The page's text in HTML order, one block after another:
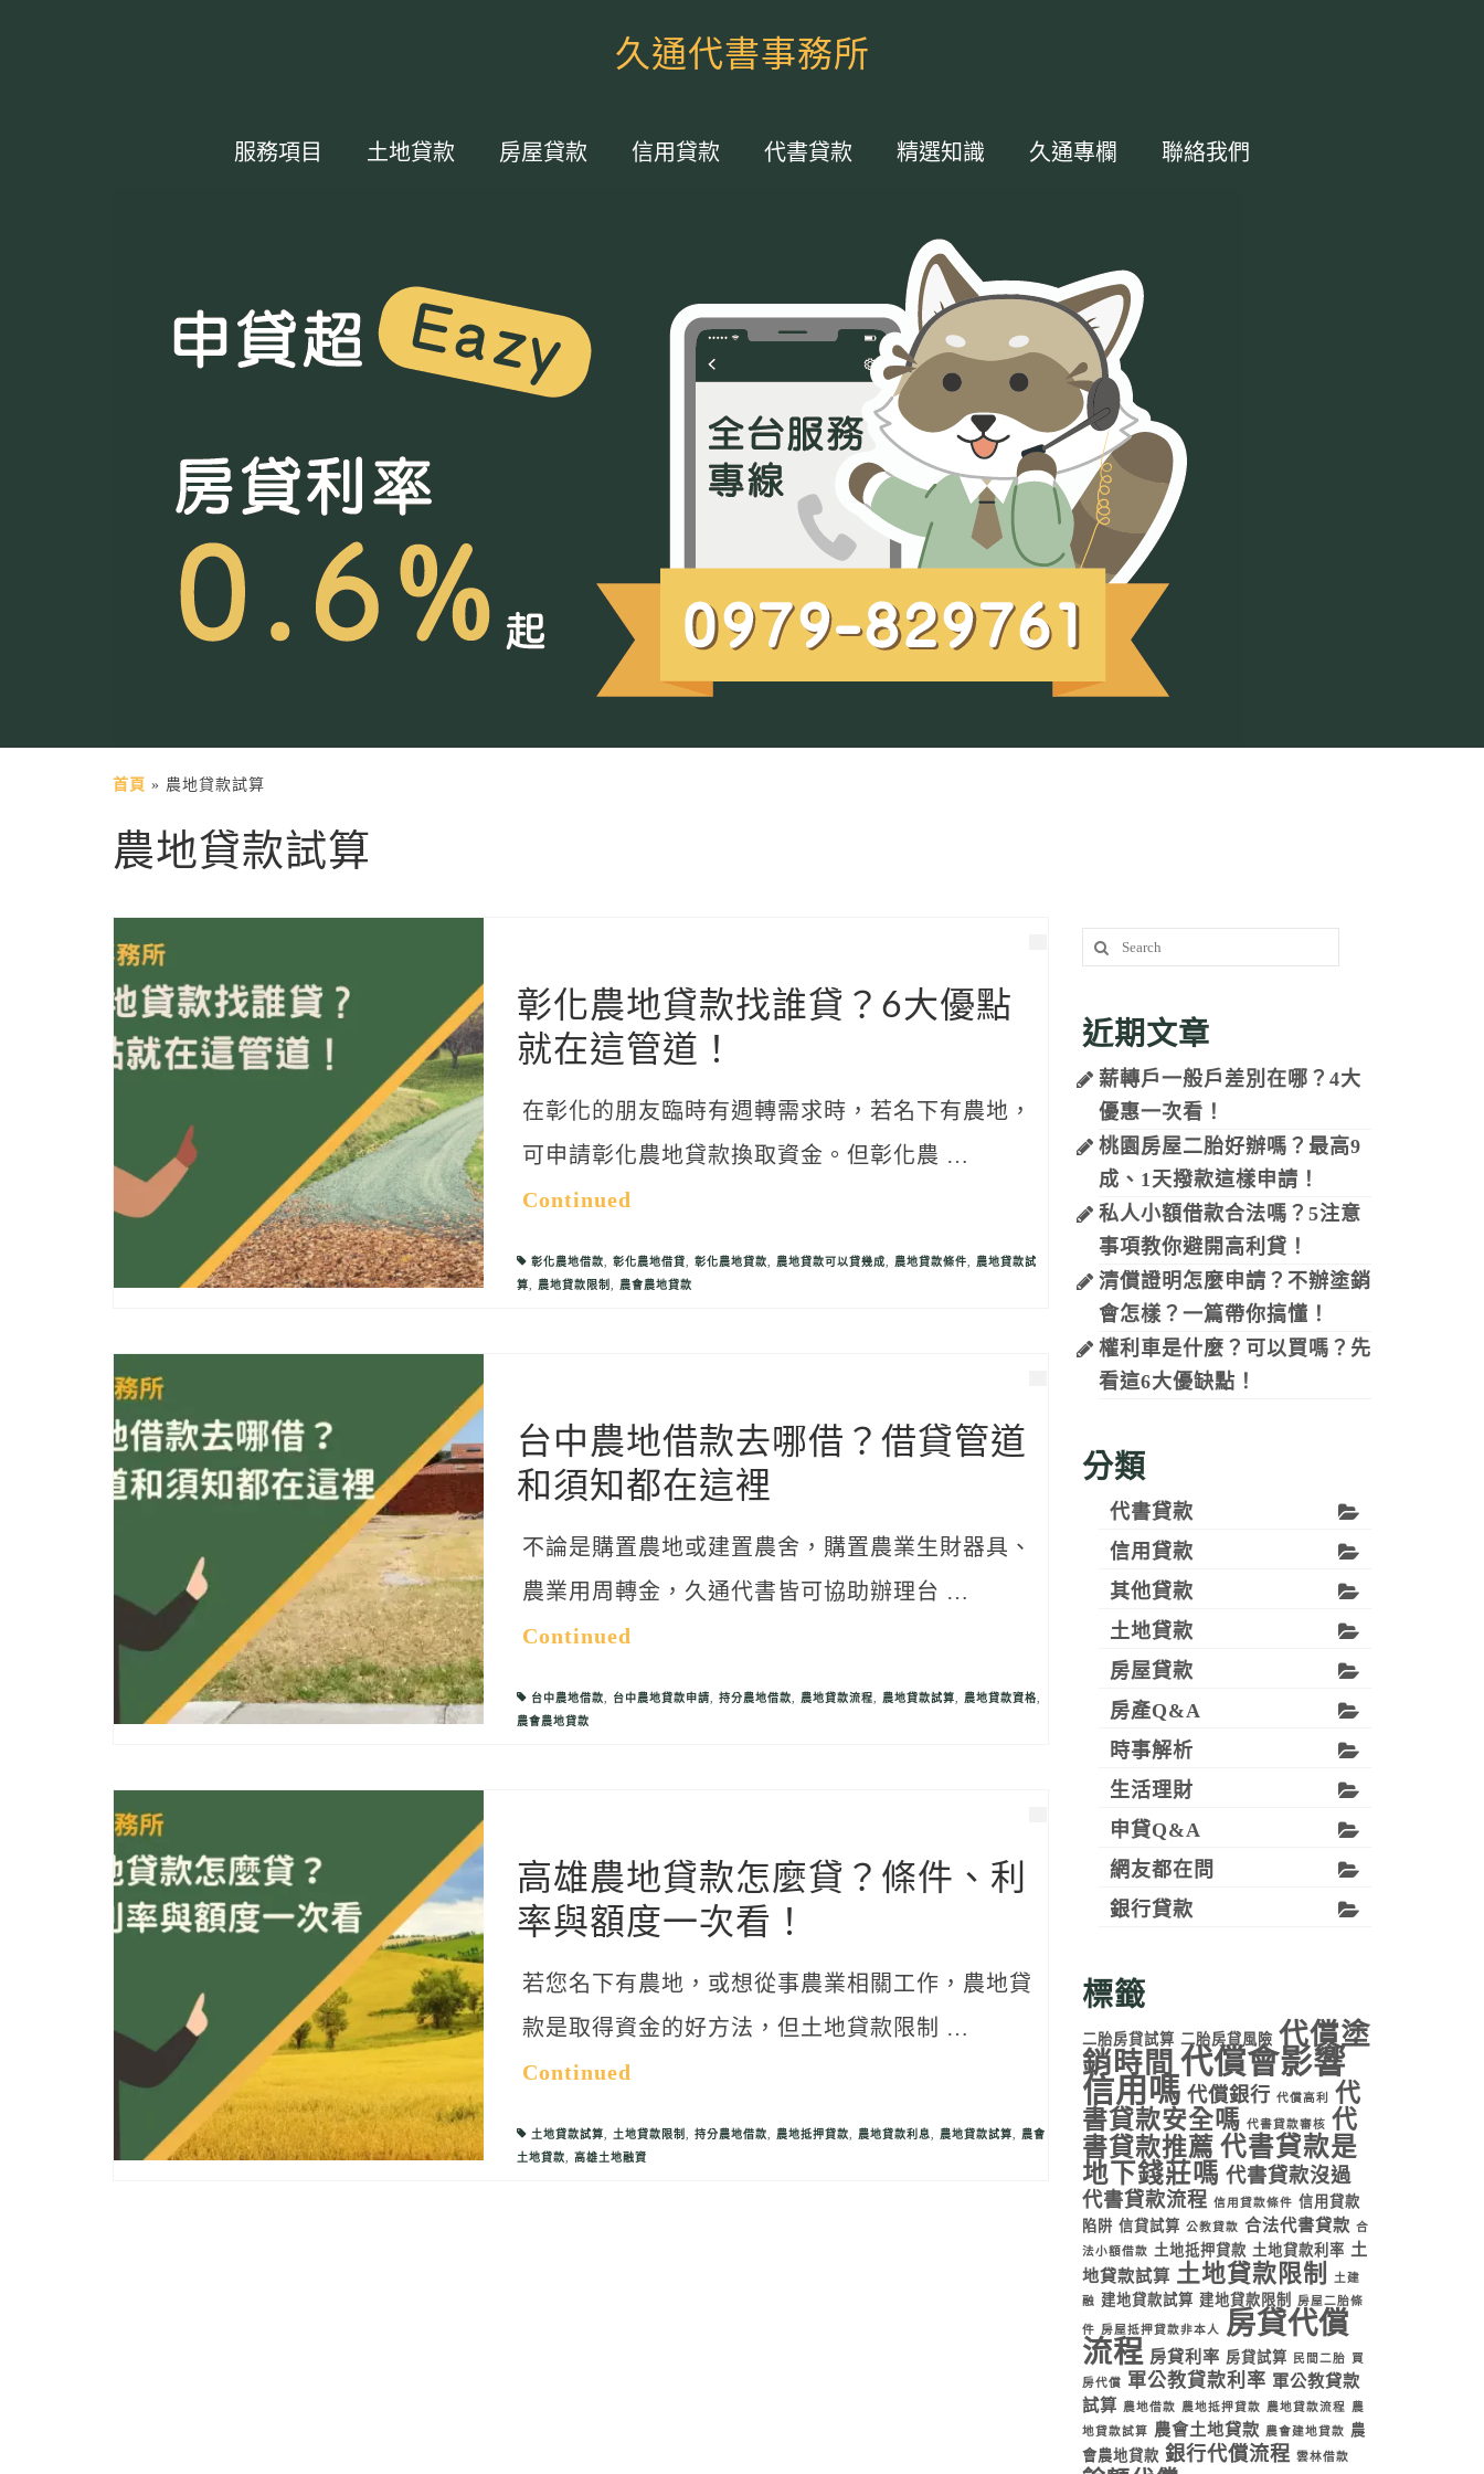
久通代書事務所
服務項目 土地貸款 房屋貸款 信用貸款 代書貸款 精選知識 久通專欄 聯絡我們
首頁 » 農地貸款試算
農地貸款試算
彰化農地貸款找誰貸？6大優點
就在這管道！
在彰化的朋友臨時有週轉需求時，若名下有農地，
可申請彰化農地貸款換取資金。但彰化農 …
Continued
彰化農地借款, 彰化農地借貸, 彰化農地貸款, 農地貸款可以貸幾成, 農地貸款條件, 農地貸款試
算, 農地貸款限制 , 農會農地貸款
台中農地借款去哪借？借貸管道
和須知都在這裡
不論是購置農地或建置農舍，購置農業生財器具、
農業用周轉金，久通代書皆可協助辦理台 …
Continued
台中農地借款, 台中農地貸款申請, 持分農地借款, 農地貸款流程, 農地貸款試算, 農地貸款資格,
農會農地貸款
高雄農地貸款怎麼貸？條件、利
率與額度一次看！
若您名下有農地，或想從事農業相關工作，農地貸
款是取得資金的好方法，但土地貸款限制 …
Continued
土地貸款試算, 土地貸款限制 , 持分農地借款, 農地抵押貸款, 農地貸款利息, 農地貸款試算, 農會
土地貸款, 高雄土地融資
Search
for:
近期文章
薪轉戶一般戶差別在哪？4大
優惠一次看！
桃園房屋二胎好辦嗎？最高9
成、1天撥款這樣申請！
私人小額借款合法嗎？5注意
事項教你避開高利貸！
清償證明怎麼申請？不辦塗銷
會怎樣？一篇帶你搞懂！
權利車是什麼？可以買嗎？先
看這6大優缺點！
分類
代書貸款
信用貸款
其他貸款
土地貸款
房屋貸款
房產Q&A
時事解析
生活理財
申貸Q&A
網友都在問
銀行貸款
標籤
二胎房貸試算 二胎房貸風險 代償塗
銷時間 代償會影響
信用嗎 代償銀行 代償高利
代
書貸款安全嗎 代書貸款審核 代
書貸款推薦 代書貸款是
地下錢莊嗎 代書貸款沒過
代書貸款流程 信用貸款條件 信用貸款
陷阱 信貸試算 公教貸款 合法代書貸款 合
法小額借款 土地抵押貸款 土地貸款利率 土
地貸款試算 土地貸款限制
土建
融
建地貸款試算 建地貸款限制 房屋二胎條
件 房屋抵押貸款非本人
房貸代償
流程 房貸利率 房貸試算 民間二胎
買
房代償
軍公教貸款利率 軍公教貸款
試算
農地借款 農地抵押貸款 農地貸款流程
農
地貸款試算
農會土地貸款 農會建地貸款
農
會農地貸款 銀行代償流程 雲林借款